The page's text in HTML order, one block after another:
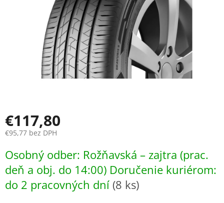
€117,80
€95,77 bez DPH
cena:
Osobný odber: Rožňavská – zajtra (prac.
deň a obj. do 14:00) Doručenie kuriérom:
do 2 pracovných dní (8 ks)